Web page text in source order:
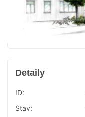
Detaily
ID:
Stav: